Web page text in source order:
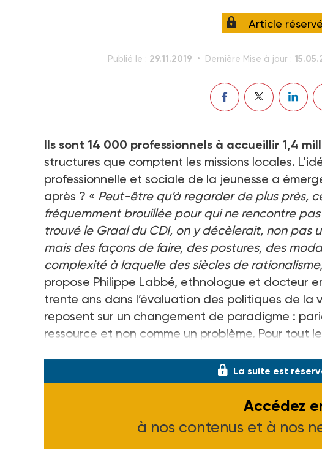
Article
Publié le : 29.11.2019 Dernière Mise à jour :
Ils sont 14 000 professionnels à accueillir 1,4
structures que comptent les missions locales.
professionnelle et sociale de la jeunesse a
après ? « Peut-être qu’à regarder de plus près,
fréquemment brouillée pour qui ne rencontre
trouvé le Graal du CDI, on y décèlerait, non pas
mais des façons de faire, des postures, des
complexité à laquelle des siècles de
propose Philippe Labbé, ethnologue et docteur
trente ans dans l’évaluation des politiques de la
reposent sur un changement de paradigme :
ressource et non comme un problème. Pour tout
La suite est
Accédez
à nos contenus et à nos